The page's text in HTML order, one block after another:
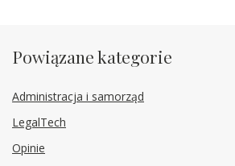
Powiązane kategorie
Administracja i samorząd
LegalTech
Opinie